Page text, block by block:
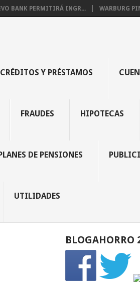
BANK PERMITIRÁ INGR... WARBURG
CRÉDITOS Y PRÉSTAMOS
FRAUDES HIPOTECAS
DE PENSIONES
UTILIDADES
BLOGAHORRO